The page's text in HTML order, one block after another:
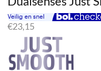
€23,15